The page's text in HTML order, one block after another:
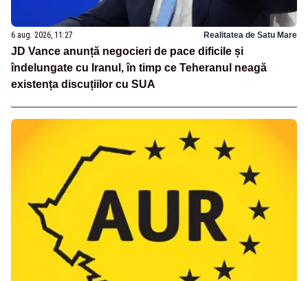
6 aug. 2026, 11:27 Realitatea de Satu Mare
JD Vance anunță negocieri de pace dificile și
îndelungate cu Iranul, în timp ce Teheranul neagă
existența discuțiilor cu SUA